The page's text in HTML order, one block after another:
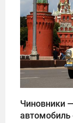
0
Чиновники
автомобиль